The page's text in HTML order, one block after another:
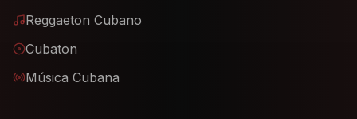
Reggaeton Cubano
Cubaton
Música Cubana